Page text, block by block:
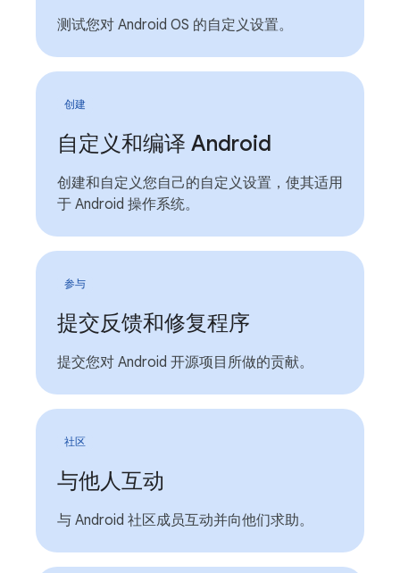
测试您对 Android OS 的自定义设置。
创建
自定义和编译 Android
创建和自定义您自己的自定义设置，使其适用
于 Android 操作系统。
参与
提交反馈和修复程序
提交您对 Android 开源项目所做的贡献。
社区
与他人互动
与 Android 社区成员互动并向他们求助。